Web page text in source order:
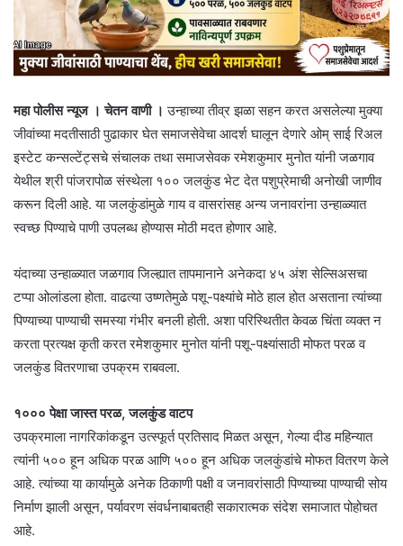
महा पोलीस न्यूज । चेतन वाणी । उन्हाच्या तीव्र झळा सहन करत असलेल्या मुक्या
जीवांच्या मदतीसाठी पुढाकार घेत समाजसेवेचा आदर्श घालून देणारे ओम् साई रिअल
इस्टेट कन्सल्टेंट्सचे संचालक तथा समाजसेवक रमेशकुमार मुनोत यांनी जळगाव
येथील श्री पांजरापोळ संस्थेला १०० जलकुंड भेट देत पशुप्रेमाची अनोखी जाणीव
करून दिली आहे. या जलकुंडांमुळे गाय व वासरांसह अन्य जनावरांना उन्हाळ्यात
स्वच्छ पिण्याचे पाणी उपलब्ध होण्यास मोठी मदत होणार आहे.
यंदाच्या उन्हाळ्यात जळगाव जिल्ह्यात तापमानाने अनेकदा ४५ अंश सेल्सिअसचा
टप्पा ओलांडला होता. वाढत्या उष्णतेमुळे पशू-पक्ष्यांचे मोठे हाल होत असताना त्यांच्या
पिण्याच्या पाण्याची समस्या गंभीर बनली होती. अशा परिस्थितीत केवळ चिंता व्यक्त न
करता प्रत्यक्ष कृती करत रमेशकुमार मुनोत यांनी पशू-पक्ष्यांसाठी मोफत परळ व
जलकुंड वितरणाचा उपक्रम राबवला.
१००० पेक्षा जास्त परळ, जलकुंड वाटप
उपक्रमाला नागरिकांकडून उत्स्फूर्त प्रतिसाद मिळत असून, गेल्या दीड महिन्यात
त्यांनी ५०० हून अधिक परळ आणि ५०० हून अधिक जलकुंडांचे मोफत वितरण केले
आहे. त्यांच्या या कार्यामुळे अनेक ठिकाणी पक्षी व जनावरांसाठी पिण्याच्या पाण्याची सोय
निर्माण झाली असून, पर्यावरण संवर्धनाबाबतही सकारात्मक संदेश समाजात पोहोचत
आहे.